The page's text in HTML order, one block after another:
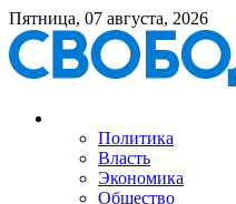
Пятница, 07 августа, 2026
Политика
Власть
Экономика
Общество